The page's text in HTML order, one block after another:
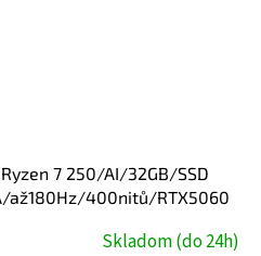
Ryzen 7 250/AI/32GB/SSD
až180Hz/400nitů/RTX5060
Skladom (do 24h)